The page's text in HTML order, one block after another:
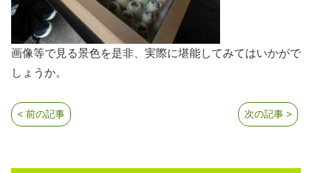
画像等で見る景色を是非、実際に堪能してみてはいかがで
しょうか。
次の記事 >
< 前の記事